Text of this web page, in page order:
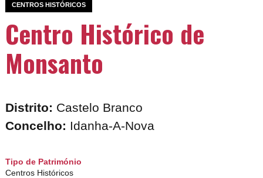
CENTROS HISTÓRICOS
Centro Histórico de
Monsanto
Distrito: Castelo Branco
Concelho: Idanha-A-Nova
Tipo de Património
Centros Históricos